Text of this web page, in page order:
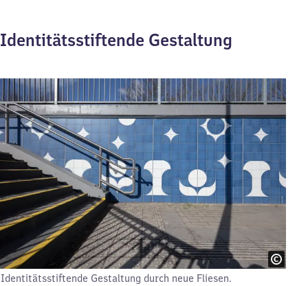
Identitätsstiftende Gestaltung
Identitätsstiftende Gestaltung durch neue Fliesen.